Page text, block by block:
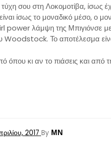
τύχη σου στη Λοκομοτίβα, ίσως
ίσως το μοναδικό μέσο, ο
power λάμψη της Μπιγιόνσε με
Woodstock. Το αποτέλεσμα
όπου κι αν το πιάσεις και
2017 By ΜΝ